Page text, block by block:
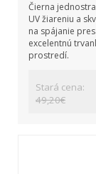
Čierna
UV žiareniu a
na spájanie
excelentnú
prostredí.
Stará cena:
49,20€